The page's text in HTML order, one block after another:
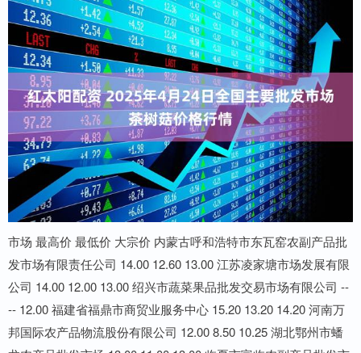
市场 最高价 最低价 大宗价 内蒙古呼和浩特市东瓦窑农副产品批
发市场有限责任公司 14.00 12.60 13.00 江苏凌家塘市场发展有限
公司 14.00 12.00 13.00 绍兴市蔬菜果品批发交易市场有限公司 --
-- 12.00 福建省福鼎市商贸业服务中心 15.20 13.20 14.20 河南万
邦国际农产品物流股份有限公司 12.00 8.50 10.25 湖北鄂州市蟠